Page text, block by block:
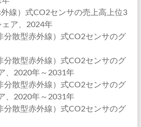
線）式CO2センサの売上高上位3
ア、2024年
分散型赤外線）式CO2センサのグ
分散型赤外線）式CO2センサのグ
、2020年～2031年
分散型赤外線）式CO2センサのグ
、2020年～2031年
分散型赤外線）式CO2センサのグ